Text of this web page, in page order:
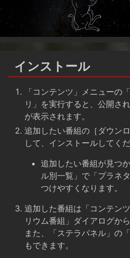
インストール
「コンテンツ」メニューの
リ」を実行すると、公開さ
が表示されます。
追加したい番組の［ダウン
して、インストールしてくだ
追加したい番組が見つ
ル別一覧」で「プラネ
つけやすくなります。
追加した番組は「コンテン
リウム番組」ダイアログか
また、「ステラパネル」の
もできます。